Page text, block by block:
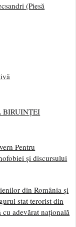
(Piesă
BIRUINȚEI
Pentru
și discursului
din România și
stat terorist din
cu adevărat națională